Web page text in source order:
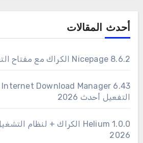
أحدث المقالات
Nicepage 8.6.2 الكراك مع مفتاح التفعيل تحميل 2026
التفعيل أحدث 2026
2026